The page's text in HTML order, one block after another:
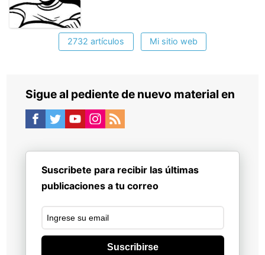
2732 artículos Mi sitio web
Sigue al pediente de nuevo material en
Suscribete para recibir las últimas
publicaciones a tu correo
Suscribirse